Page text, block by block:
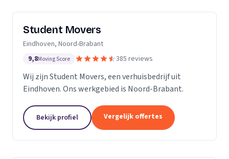
Student Movers
Eindhoven, Noord-Brabant
9,8Moving Score 385 reviews
Wij zijn Student Movers, een verhuisbedrijf uit
Eindhoven. Ons werkgebied is Noord-Brabant.
Bekijk profiel Vergelijk offertes